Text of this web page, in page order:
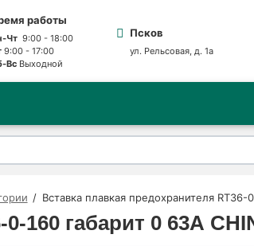
работы
Чт9:00 - 18:00
9:00 - 17:00
ВсВыходной
Псков
ул. Рельсовая, д. 1а
Вставка плавкая предохранителя
160 габарит 0 63А